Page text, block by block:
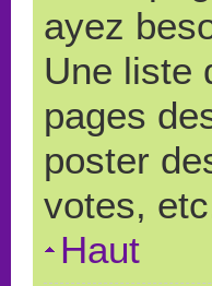
ayez
Une liste
pages
poster
votes,
Haut